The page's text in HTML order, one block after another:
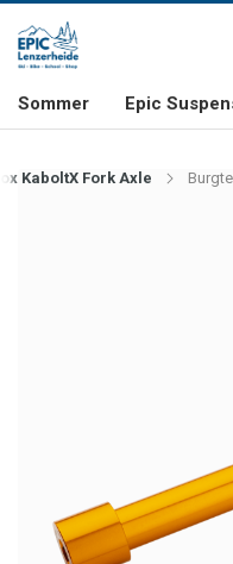
& FREERIDE-SPEZIALIST
Sommer Epic
KaboltX Fork Axle